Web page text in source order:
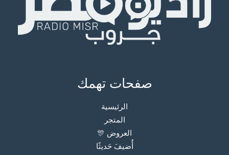
صفحات تهمك
الرئيسية
المتجر
العروض 🎊
أُضيفَ حَديثًا